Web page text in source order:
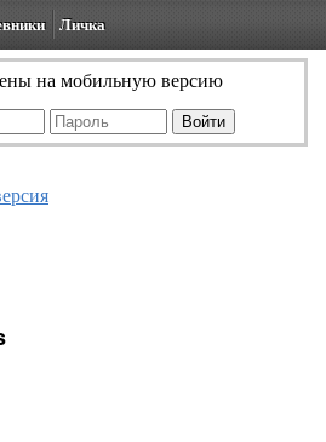
Личка
на мобильную версию